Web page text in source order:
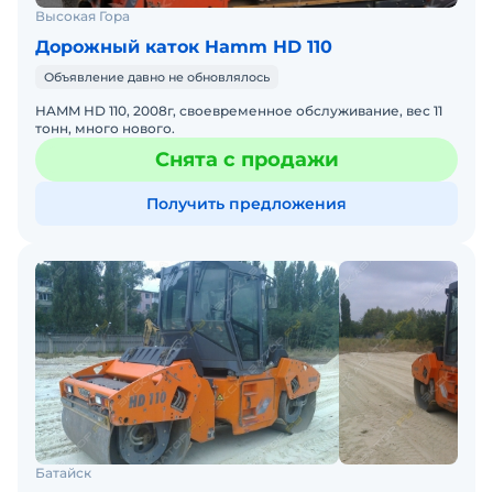
Высокая Гора
Дорожный каток Hamm HD 110
Объявление давно не обновлялось
HAMM HD 110, 2008г, своевременное обслуживание, вес 11
тонн, много нового.
Снята с продажи
Получить предложения
Батайск